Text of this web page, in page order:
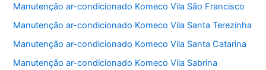
Manutenção ar-condicionado Komeco Vila São Francisco
Manutenção ar-condicionado Komeco Vila Santa Terezinha
Manutenção ar-condicionado Komeco Vila Santa Catarina
Manutenção ar-condicionado Komeco Vila Sabrina